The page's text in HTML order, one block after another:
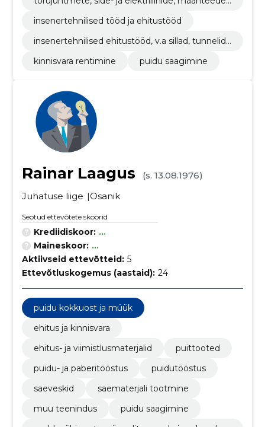
nnakattetööd
insenertehnilised tööd ja ehitustööd
insenertehnilised ehitustööd, v.a sillad, tunnelid,
kinnisvara rentimine
puidu saagimine
Rainar Laagus
(s. 13.08.1976)
Juhatuse liige
Osanik
Seotud ettevõtete skoorid
Krediidiskoor: ...
Maineskoor: ...
Aktiivseid ettevõtteid: 5
Ettevõtluskogemus (aastaid): 24
puidu kokkuost ja müük
ehitus ja kinnisvara
ehitus- ja viimistlusmaterjalid
puittooted
puidu- ja paberitööstus
puidutööstus
saeveskid
saematerjali tootmine
muu teenindus
puidu saagimine